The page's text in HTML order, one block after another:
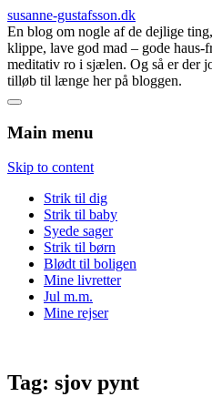
susanne-gustafsson.dk
En blog om nogle af de dejlige
klippe, lave god mad – gode haus-
meditativ ro i sjælen. Og så er der
tilløb til længe her på bloggen.
Main menu
Skip to content
Strik til dig
Strik til baby
Syede sager
Strik til børn
Blødt til boligen
Mine livretter
Jul m.m.
Mine rejser
Tag: sjov pynt